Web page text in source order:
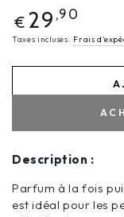
Prix
normal
€ 29 ,90
Taxes incluses. Frais
Description :
Parfum à la fois
est idéal pour les